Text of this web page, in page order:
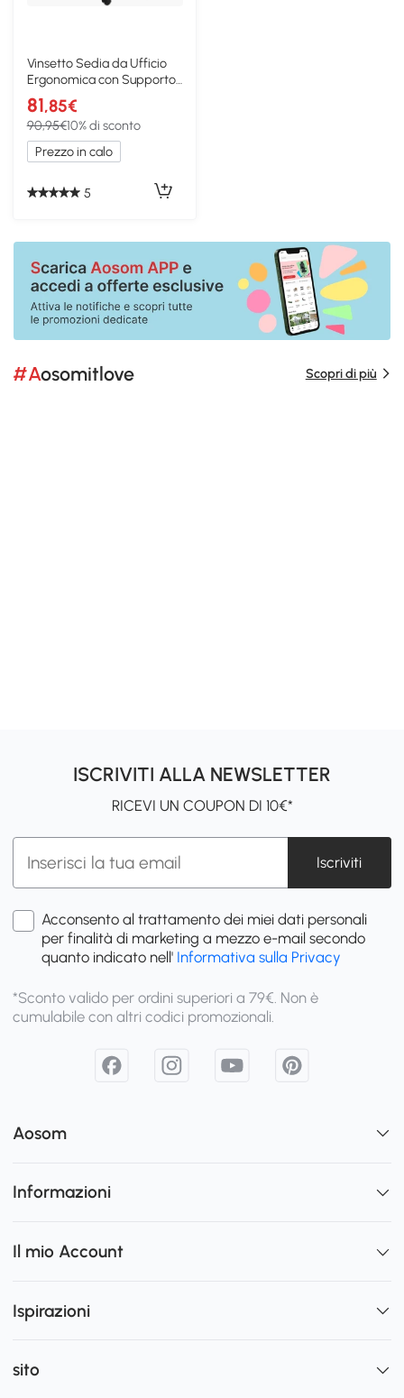
Vinsetto Sedia da Ufficio
Ergonomica con Supporto
Lombare Grigio
81,85€
90,95€10% di sconto
Prezzo in calo
5
#Aosomitlove Scopri di più
ISCRIVITI ALLA NEWSLETTER
RICEVI UN COUPON DI 10€*
Iscriviti
Acconsento al trattamento dei miei dati personali
per finalità di marketing a mezzo e-mail secondo
quanto indicato nell' Informativa sulla Privacy
*Sconto valido per ordini superiori a 79€. Non è
cumulabile con altri codici promozionali.
Aosom
Informazioni
Il mio Account
Ispirazioni
sito